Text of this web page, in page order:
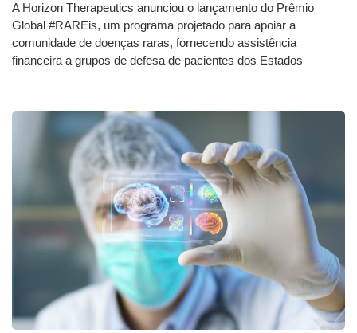
A Horizon Therapeutics anunciou o lançamento do Prêmio
Global #RAREis, um programa projetado para apoiar a
comunidade de doenças raras, fornecendo assistência
financeira a grupos de defesa de pacientes dos Estados